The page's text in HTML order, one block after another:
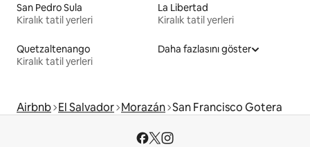
San Pedro Sula
Kiralık tatil yerleri
La Libertad
Kiralık tatil yerleri
Quetzaltenango
Kiralık tatil yerleri
Daha fazlasını göster
Airbnb El Salvador Morazán San Francisco Gotera